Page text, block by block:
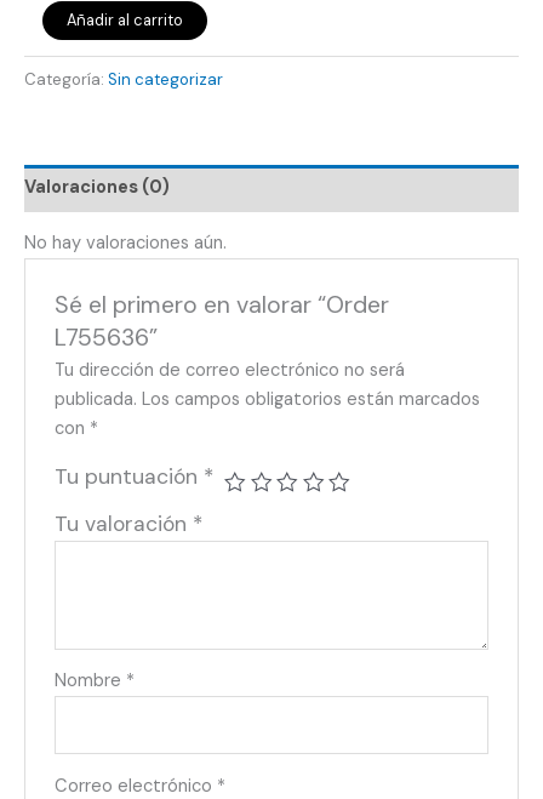
Añadir al carrito
Categoría: Sin categorizar
Valoraciones (0)
No hay valoraciones aún.
Sé el primero en valorar “Order
L755636”
Tu dirección de correo electrónico no será
publicada. Los campos obligatorios están marcados
con *
Tu puntuación *
Tu valoración *
Nombre *
Correo electrónico *